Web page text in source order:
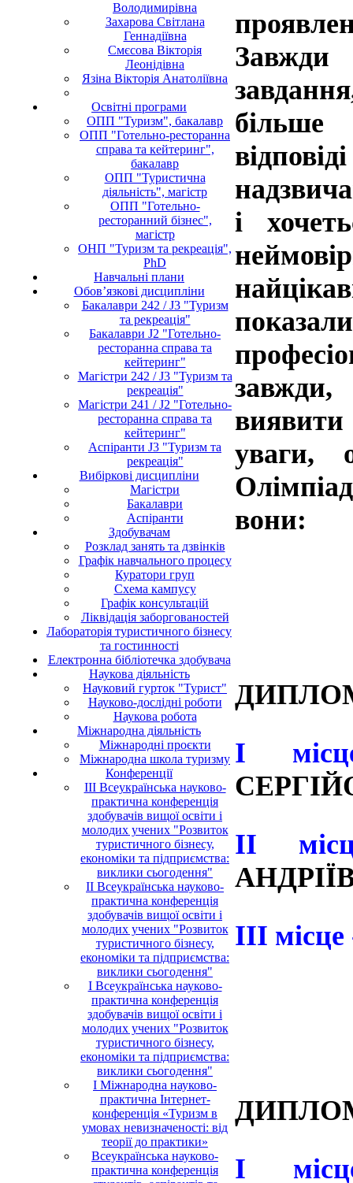
Володимирівна
Захарова Світлана
Геннадіївна
Смєсова Вікторія
Леонідівна
Язіна Вікторія Анатоліївна
Освітні програми
ОПП "Туризм", бакалавр
ОПП "Готельно-ресторанна
справа та кейтеринг",
бакалавр
ОПП "Туристична
діяльність", магістр
ОПП "Готельно-
ресторанний бізнес",
магістр
ОНП "Туризм та рекреація",
PhD
Навчальні плани
Обов’язкові дисципліни
Бакалаври 242 / J3 "Туризм
та рекреація"
Бакалаври J2 "Готельно-
ресторанна справа та
кейтеринг"
Магістри 242 / J3 "Туризм та
рекреація"
Магістри 241 / J2 "Готельно-
ресторанна справа та
кейтеринг"
Аспіранти J3 "Туризм та
рекреація"
Вибіркові дисципліни
Магістри
Бакалаври
Аспіранти
Здобувачам
Розклад занять та дзвінків
Графік навчального процесу
Куратори груп
Схема кампусу
Графік консультацій
Ліквідація заборгованостей
Лабораторія туристичного бізнесу
та гостинності
Електронна бібліотечка здобувача
Наукова діяльність
Науковий гурток "Турист"
Науково-дослідні роботи
Наукова робота
Міжнародна діяльність
Міжнародні проєкти
Міжнародна школа туризму
Конференції
ІII Всеукраїнська науково-
практична конференція
здобувачів вищої освіти і
молодих учених "Розвиток
туристичного бізнесу,
економіки та підприємства:
виклики сьогодення"
II Всеукраїнська науково-
практична конференція
здобувачів вищої освіти і
молодих учених "Розвиток
туристичного бізнесу,
економіки та підприємства:
виклики сьогодення"
I Всеукраїнська науково-
практична конференція
здобувачів вищої освіти і
молодих учених "Розвиток
туристичного бізнесу,
економіки та підприємства:
виклики сьогодення"
І Міжнародна науково-
практична Інтернет-
конференція «Туризм в
умовах невизначеності: від
теорії до практики»
Всеукраїнська науково-
практична конференція
Завжди
більше
і
завжди,
виявити
уваги,
вони:
І
ІІ
ІІІ
І